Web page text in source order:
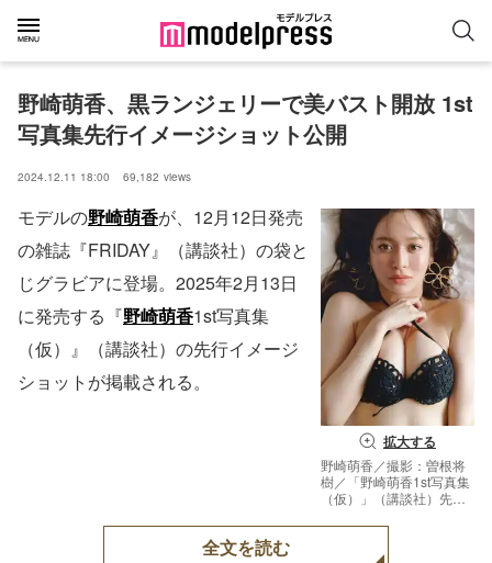
野崎萌香、黒ランジェリーで美バスト開放 1st
写真集先行イメージショット公開
2024.12.11 18:00 69,182 views
拡大する
野崎萌香／撮影：曽根将
樹／「野崎萌香1st写真集
（仮）」（講談社）先行
モデルの野崎萌香が、12月12日発売
の雑誌『FRIDAY』（講談社）の袋と
じグラビアに登場。2025年2月13日
に発売する『野崎萌香1st写真集
（仮）』（講談社）の先行イメージ
ショットが掲載される。
全文を読む